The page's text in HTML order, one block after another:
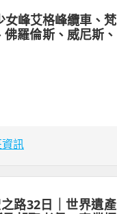
女峰艾格峰纜車、梵
羅倫斯、威尼斯、
訊
路32日｜世界遺產